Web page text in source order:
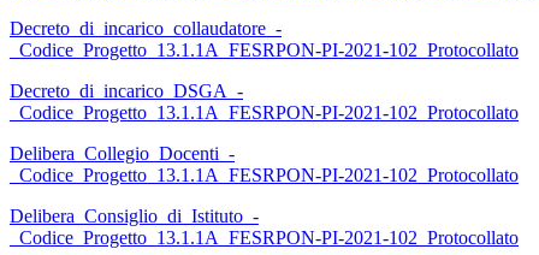
Decreto_di_incarico_collaudatore_-
_Codice_Progetto_13.1.1A_FESRPON-PI-2021-102_Protocollato
Decreto_di_incarico_DSGA_-
_Codice_Progetto_13.1.1A_FESRPON-PI-2021-102_Protocollato
Delibera_Collegio_Docenti_-
_Codice_Progetto_13.1.1A_FESRPON-PI-2021-102_Protocollato
Delibera_Consiglio_di_Istituto_-
_Codice_Progetto_13.1.1A_FESRPON-PI-2021-102_Protocollato